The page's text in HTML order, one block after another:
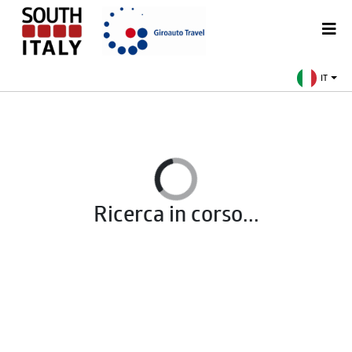
IT
Ricerca in corso...